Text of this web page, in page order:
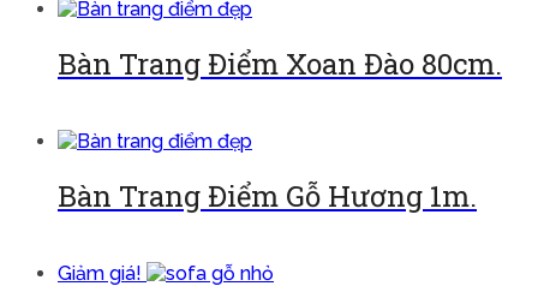
Bàn Trang Điểm Xoan Đào 80cm.
Bàn Trang Điểm Gỗ Hương 1m.
Giảm giá!